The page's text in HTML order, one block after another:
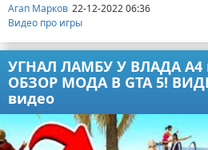
Агап Марков 22-12-2022 06:36
Видео про игры
УГНАЛ ЛАМБУ У ВЛАДА А4
ОБЗОР МОДА В GTA 5!
видео